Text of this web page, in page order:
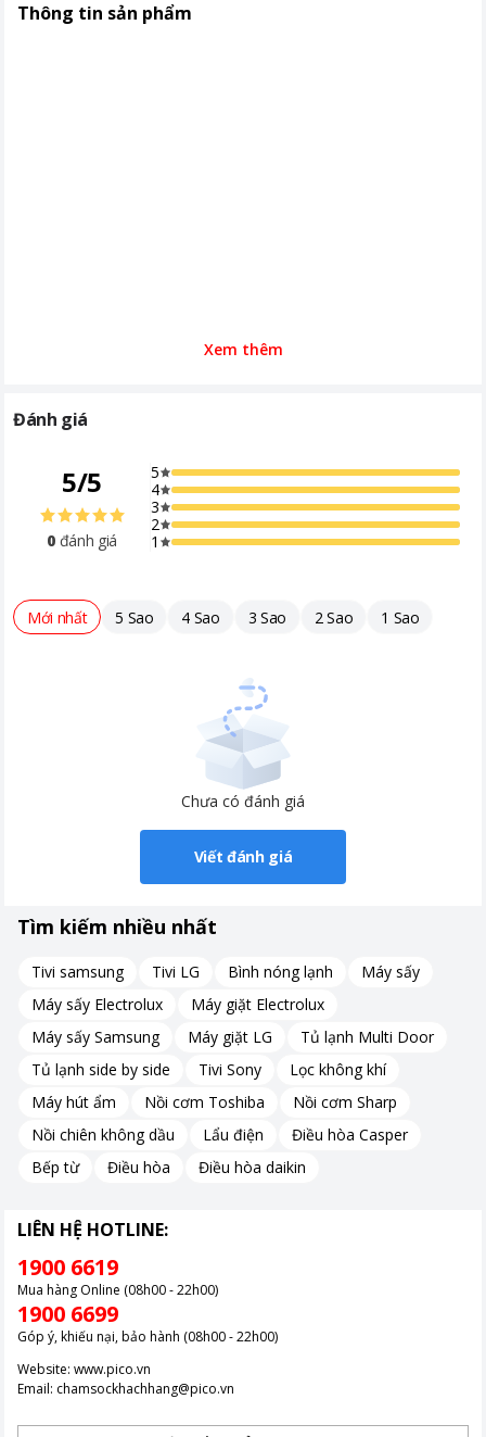
Thông tin sản phẩm
Xem thêm
Đánh giá
5/5
0 đánh giá
5
4
3
2
1
Mới nhất 5 Sao 4 Sao 3 Sao 2 Sao 1 Sao
Chưa có đánh giá
Viết đánh giá
Tìm kiếm nhiều nhất
Tivi samsung Tivi LG Bình nóng lạnh
Máy sấy
Máy sấy Electrolux
Máy giặt Electrolux
Máy sấy Samsung
Máy giặt LG
Tủ lạnh Multi Door
Tủ lạnh side by side
Tivi Sony
Lọc không khí
Máy hút ẩm
Nồi cơm Toshiba
Nồi cơm Sharp
Nồi chiên không dầu
Lẩu điện
Điều hòa Casper
Bếp từ
Điều hòa Điều hòa daikin
LIÊN HỆ HOTLINE:
1900 6619
Mua hàng Online (08h00 - 22h00)
1900 6699
Góp ý, khiếu nại, bảo hành (08h00 - 22h00)
Website: www.pico.vn
Email: chamsockhachhang@pico.vn